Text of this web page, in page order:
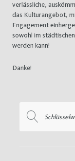
verlässliche,
das Kulturangebot,
Engagement
sowohl im
werden kann!
Danke!
nach: